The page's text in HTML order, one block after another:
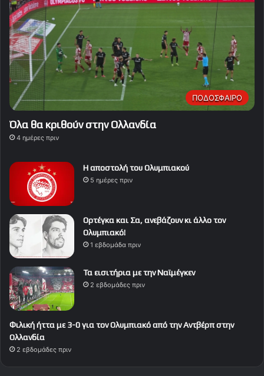
ΠΟΔΟΣΦΑΙΡΟ
Όλα θα κριθούν στην Ολλανδία
4 ημέρες πριν
Η αποστολή του Ολυμπιακού
5 ημέρες πριν
Ορτέγκα και Σα, ανεβάζουν κι άλλο τον
Ολυμπιακό!
1 εβδομάδα πριν
Τα εισιτήρια με την Ναϊμέγκεν
2 εβδομάδες πριν
Φιλική ήττα με 3-0 για τον Ολυμπιακό από την Αντβέρπ στην
Ολλανδία
2 εβδομάδες πριν